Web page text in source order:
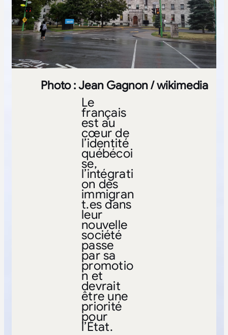
Photo : Jean Gagnon / wikimedia
Le
français
est au
cœur de
l’identité
québécoi
se,
l’intégrati
on des
immigran
t.es dans
leur
nouvelle
société
passe
par sa
promotio
n et
devrait
être une
priorité
pour
l’État.